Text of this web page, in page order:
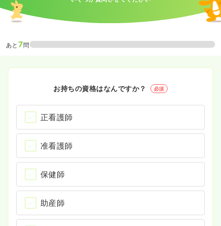
あと 7問
お持ちの資格はなんですか？ 必須
正看護師
准看護師
保健師
助産師